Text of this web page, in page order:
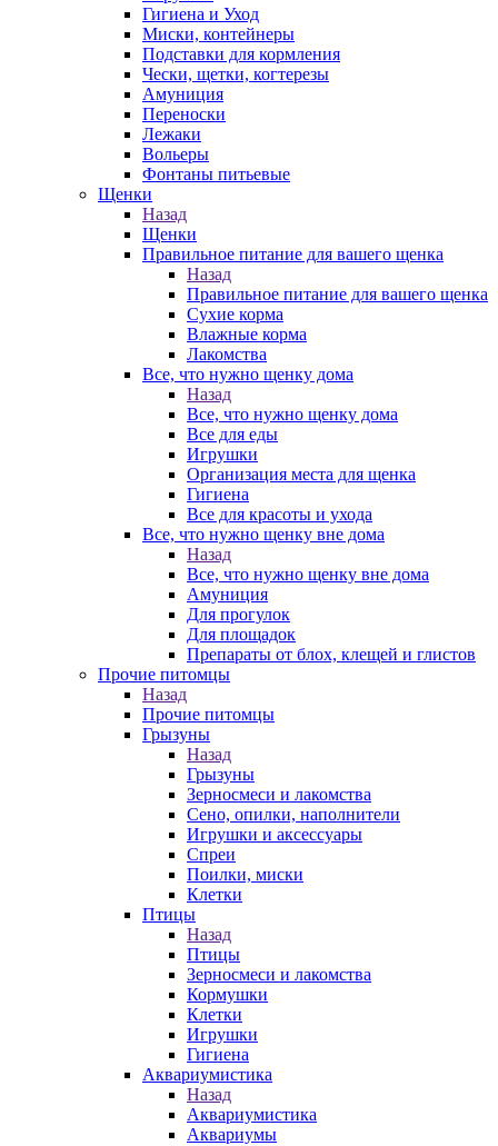
Гигиена и Уход
Миски, контейнеры
Подставки для кормления
Чески, щетки, когтерезы
Амуниция
Переноски
Лежаки
Вольеры
Фонтаны питьевые
Щенки
Назад
Щенки
Правильное питание для вашего щенка
Назад
Правильное питание для вашего щенка
Сухие корма
Влажные корма
Лакомства
Все, что нужно щенку дома
Назад
Все, что нужно щенку дома
Все для еды
Игрушки
Организация места для щенка
Гигиена
Все для красоты и ухода
Все, что нужно щенку вне дома
Назад
Все, что нужно щенку вне дома
Амуниция
Для прогулок
Для площадок
Препараты от блох, клещей и глистов
Прочие питомцы
Назад
Прочие питомцы
Грызуны
Назад
Грызуны
Зерносмеси и лакомства
Сено, опилки, наполнители
Игрушки и аксессуары
Спреи
Поилки, миски
Клетки
Птицы
Назад
Птицы
Зерносмеси и лакомства
Кормушки
Клетки
Игрушки
Гигиена
Аквариумистика
Назад
Аквариумистика
Аквариумы